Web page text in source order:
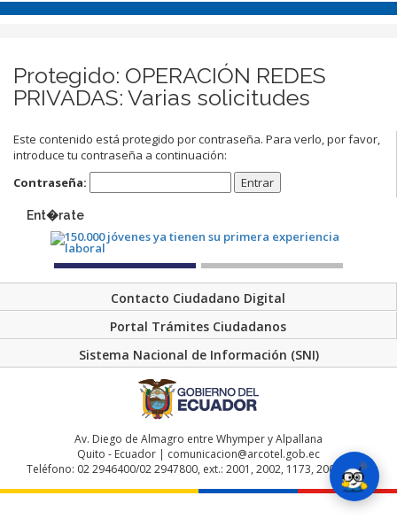
Protegido: OPERACIÓN REDES
PRIVADAS: Varias solicitudes
Este contenido está protegido por contraseña. Para verlo, por favor,
introduce tu contraseña a continuación:
Contraseña:
Ent�rate
Contacto Ciudadano Digital
Portal Trámites Ciudadanos
Sistema Nacional de Información (SNI)
Av. Diego de Almagro entre Whymper y Alpallana
Quito - Ecuador | comunicacion@arcotel.gob.ec
Teléfono: 02 2946400/02 2947800, ext.: 2001, 2002, 1173, 2004, 2048